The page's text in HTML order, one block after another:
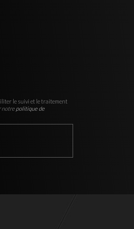
le suivi et le traitement
notre politique de